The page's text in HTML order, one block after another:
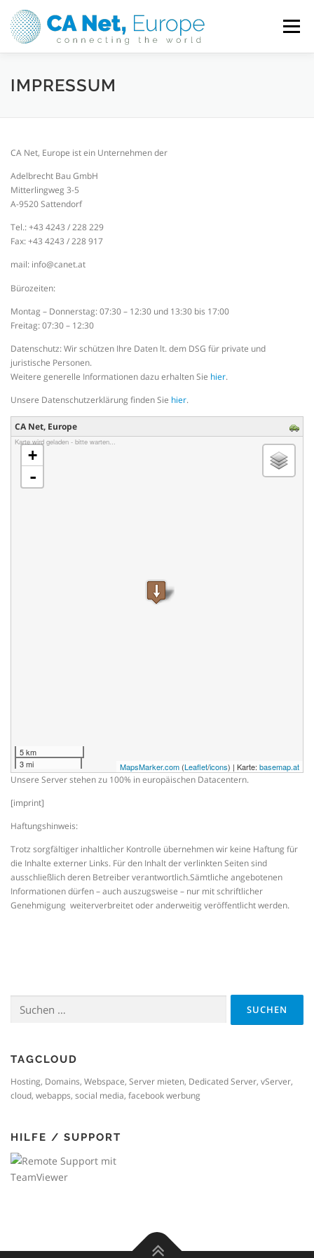
zum
Inhalt
Menü
HOME HOSTING, DOMAINS & SERVER
IMPRESSUM / DATENSCHUTZ
IMPRESSUM
CA Net, Europe ist ein Unternehmen der
Adelbrecht Bau GmbH
Mitterlingweg 3-5
A-9520 Sattendorf
Tel.: +43 4243 / 228 229
Fax: +43 4243 / 228 917
mail: info@canet.at
Bürozeiten:
Montag – Donnerstag: 07:30 – 12:30 und 13:30 bis 17:00
Freitag: 07:30 – 12:30
Datenschutz: Wir schützen Ihre Daten lt. dem DSG für private und
juristische Personen.
Weitere generelle Informationen dazu erhalten Sie hier.
Unsere Datenschutzerklärung finden Sie hier.
CA Net, Europe
Karte wird geladen - bitte warten...
+
-
5 km
3 mi
MapsMarker.com (Leaflet/icons) | Karte: basemap.at
Unsere Server stehen zu 100% in europäischen Datacentern.
[imprint]
Haftungshinweis:
Trotz sorgfältiger inhaltlicher Kontrolle übernehmen wir keine Haftung für
die Inhalte externer Links. Für den Inhalt der verlinkten Seiten sind
ausschließlich deren Betreiber verantwortlich.Sämtliche angebotenen
Informationen dürfen – auch auszugsweise – nur mit schriftlicher
Genehmigung weiterverbreitet oder anderweitig veröffentlicht werden.
nach:
TAGCLOUD
Hosting, Domains, Webspace, Server mieten, Dedicated Server, vServer,
cloud, webapps, social media, facebook werbung
HILFE / SUPPORT